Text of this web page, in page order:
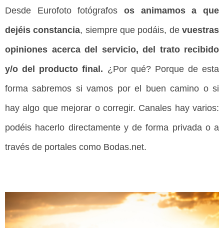
Desde Eurofoto fotógrafos os animamos a que
dejéis constancia, siempre que podáis, devuestras
opiniones acerca del servicio, del trato recibido
y/o del producto final. ¿Por qué? Porque de esta
forma sabremos si vamos por el buen camino o si
hay algo que mejorar o corregir. Canales hay varios:
podéis hacerlo directamente y de forma privada o a
través de portales como Bodas.net.